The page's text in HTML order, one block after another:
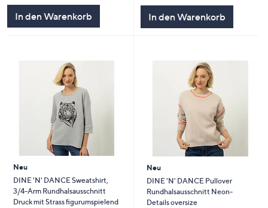
In den Warenkorb In den Warenkorb
Neu
DINE 'N' DANCE Sweatshirt,
3/4-Arm Rundhalsausschnitt
Druck mit Strass figurumspielend
Neu
DINE 'N' DANCE Pullover
Rundhalsausschnitt Neon-
Details oversize